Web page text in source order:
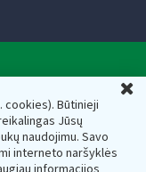
cookies). Būtinieji
Jūsų
naudojimu. Savo
interneto naršyklės
el.paštas: